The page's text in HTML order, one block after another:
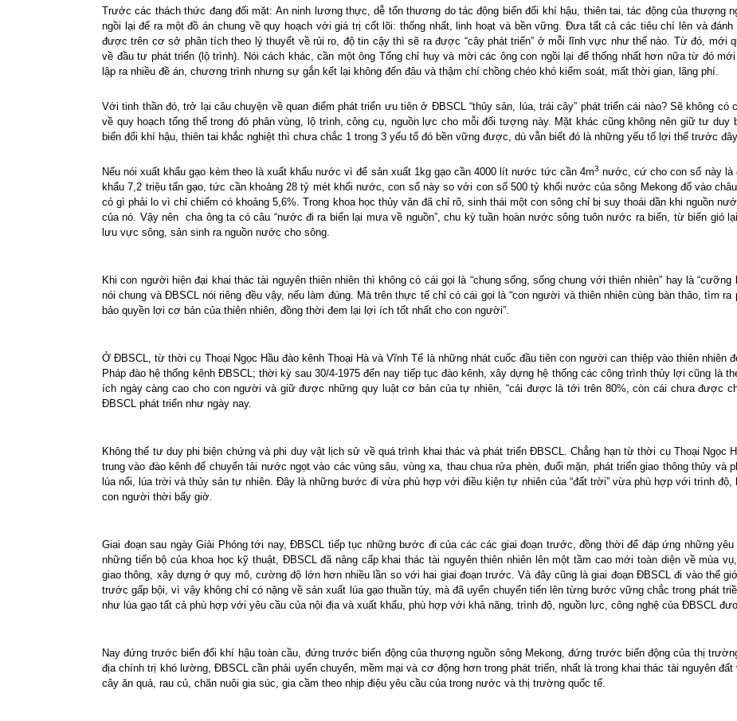
Trước các thách thức đang đối mặt: An ninh lương thực, dễ tổn thương do tác động biến đổi khí hậu, thiên tai, tác động của thượng
ngồi lại để ra một đồ án chung về quy hoạch với giá trị cốt lõi: thống nhất, linh hoạt và bền vững. Đưa tất cả các tiêu chí lên và
được trên cơ sở phân tích theo lý thuyết về rủi ro, độ tin cậy thì sẽ ra được “cây phát triển” ở mỗi lĩnh vực như thế nào. Từ đó, mới
về đầu tư phát triển (lộ trình). Nói cách khác, cần một ông Tổng chỉ huy và mời các ông con ngồi lại để thống nhất hơn nữa từ đó
lập ra nhiều đề án, chương trình nhưng sự gắn kết lại không đến đâu và thậm chí chồng chéo khó kiểm soát, mất thời gian, lãng phí.
Với tinh thần đó, trở lại câu chuyện về quan điểm phát triển ưu tiên ở ĐBSCL “thủy sản, lúa, trái cây” phát triển cái nào? Sẽ không
về quy hoạch tổng thể trong đó phân vùng, lộ trình, công cụ, nguồn lực cho mỗi đối tượng này. Mặt khác cũng không nên giữ tư
biến đổi khí hậu, thiên tai khắc nghiệt thì chưa chắc 1 trong 3 yếu tố đó bền vững được, dù vẫn biết đó là những yếu tố lợi thế trước
Nếu nói xuất khẩu gạo kèm theo là xuất khẩu nước vì để sản xuất 1kg gạo cần 4000 lít nước tức cần 4m3 nước, cứ cho con số này là
khẩu 7,2 triệu tấn gạo, tức cần khoảng 28 tỷ mét khối nước, con số này so với con số 500 tỷ khối nước của sông Mekong đổ vào
có gì phải lo vì chỉ chiếm có khoảng 5,6%. Trong khoa học thủy văn đã chỉ rõ, sinh thái một con sông chỉ bị suy thoái dần khi nguồn
của nó. Vậy nên cha ông ta có câu “nước đi ra biển lại mưa về nguồn”, chu kỳ tuần hoàn nước sông tuôn nước ra biển, từ biển gió
lưu vực sông, sản sinh ra nguồn nước cho sông.
Khi con người hiện đại khai thác tài nguyên thiên nhiên thì không có cái gọi là “chung sống, sống chung với thiên nhiên” hay là
nói chung và ĐBSCL nói riêng đều vậy, nếu làm đúng. Mà trên thực tế chỉ có cái gọi là “con người và thiên nhiên cùng bàn thảo, tìm
bảo quyền lợi cơ bản của thiên nhiên, đồng thời đem lại lợi ích tốt nhất cho con người”.
Ở ĐBSCL, từ thời cụ Thoại Ngọc Hầu đào kênh Thoại Hà và Vĩnh Tế là những nhát cuốc đầu tiên con người can thiệp vào thiên nhiên
Pháp đào hệ thống kênh ĐBSCL; thời kỳ sau 30/4-1975 đến nay tiếp tục đào kênh, xây dựng hệ thống các công trình thủy lợi cũng là
ích ngày càng cao cho con người và giữ được những quy luật cơ bản của tự nhiên, “cái được là tới trên 80%, còn cái chưa được
ĐBSCL phát triển như ngày nay.
Không thể tư duy phi biện chứng và phi duy vật lịch sử về quá trình khai thác và phát triển ĐBSCL. Chẳng hạn từ thời cụ Thoại Ngọc
trung vào đào kênh để chuyển tải nước ngọt vào các vùng sâu, vùng xa, thau chua rửa phèn, đuổi mặn, phát triển giao thông thủy và
lúa nổi, lúa trời và thủy sản tự nhiên. Đây là những bước đi vừa phù hợp với điều kiện tự nhiên của “đất trời” vừa phù hợp với trình
con người thời bấy giờ.
Giai đoạn sau ngày Giải Phóng tới nay, ĐBSCL tiếp tục những bước đi của các các giai đoạn trước, đồng thời để đáp ứng những
những tiến bộ của khoa học kỹ thuật, ĐBSCL đã nâng cấp khai thác tài nguyên thiên nhiên lên một tầm cao mới toàn diện về mùa
giao thông, xây dựng ở quy mô, cường độ lớn hơn nhiều lần so với hai giai đoạn trước. Và đây cũng là giai đoạn ĐBSCL đi vào thế
trước gấp bội, vì vậy không chỉ có nặng về sản xuất lúa gạo thuần túy, mà đã uyển chuyển tiến lên từng bước vững chắc trong phát
như lúa gạo tất cả phù hợp với yêu cầu của nội địa và xuất khẩu, phù hợp với khả năng, trình độ, nguồn lực, công nghệ của ĐBSCL
Nay đứng trước biến đổi khí hậu toàn cầu, đứng trước biến động của thượng nguồn sông Mekong, đứng trước biến động của thị
địa chính trị khó lường, ĐBSCL cần phải uyển chuyển, mềm mại và cơ động hơn trong phát triển, nhất là trong khai thác tài nguyên
cây ăn quả, rau củ, chăn nuôi gia súc, gia cầm theo nhịp điệu yêu cầu của trong nước và thị trường quốc tế.